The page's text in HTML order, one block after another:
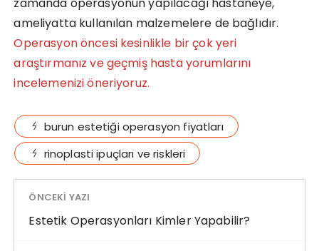
ameliyatta kullanılan malzemelere de bağlıdır.
Operasyon öncesi kesinlikle bir çok yeri
araştırmanız ve geçmiş hasta yorumlarını
incelemenizi öneriyoruz.
burun estetiği operasyon fiyatları
rinoplasti ipuçları ve riskleri
ÖNCEKI YAZI
Estetik Operasyonları Kimler Yapabilir?